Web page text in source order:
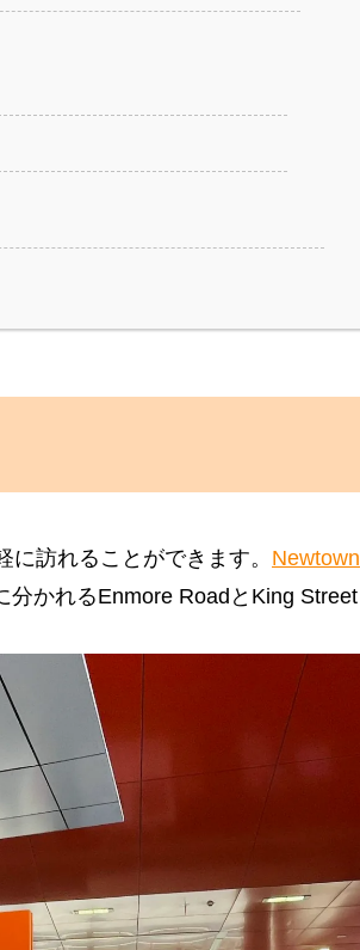
訪れることができます。 Newtown
分かれるEnmore RoadとKing Street